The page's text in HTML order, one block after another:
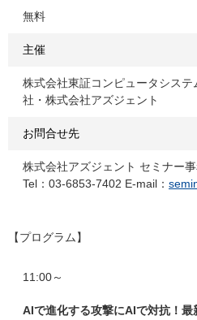
無料
主催
株式会社東証コンピュータシス
社・株式会社アズジェント
お問合せ先
株式会社アズジェント セミナー
Tel：03-6853-7402 E-mail：
【プログラム】
11:00～
AIで進化する攻撃にAIで対抗！